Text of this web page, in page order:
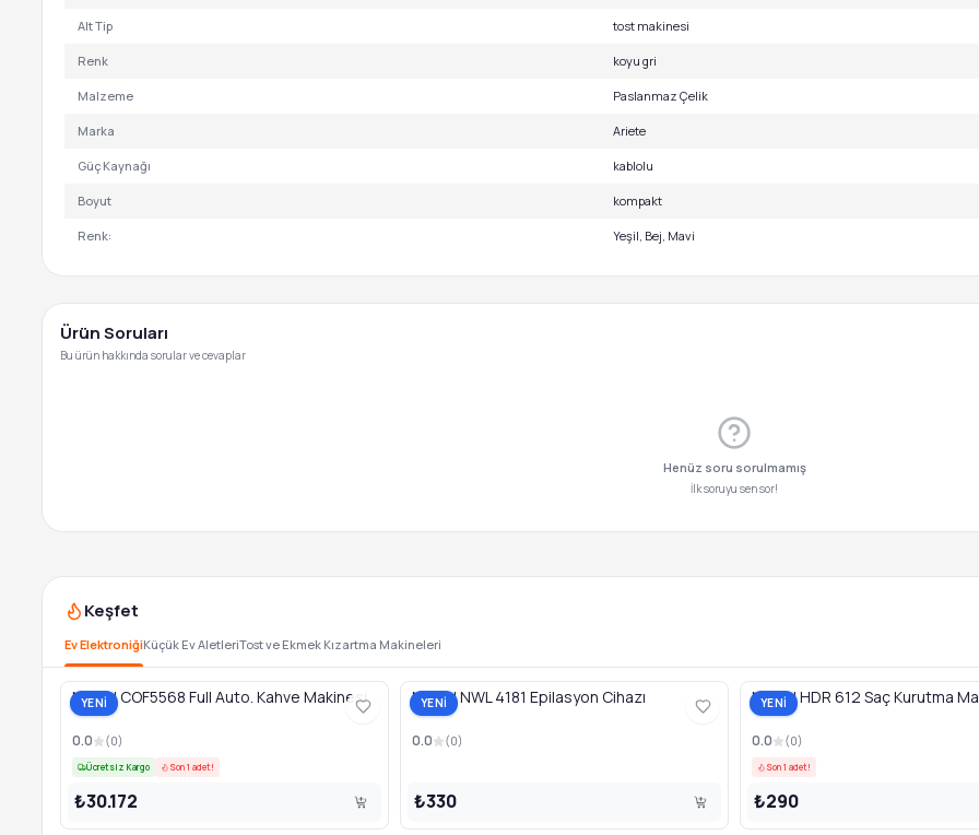
Alt Tip tost makinesi
Renk koyu gri
Malzeme Paslanmaz Çelik
Marka Ariete
Güç Kaynağı kablolu
Boyut kompakt
Renk: Yeşil, Bej, Mavi
Ürün Soruları
Bu ürün hakkında sorular ve cevaplar
Henüz soru sorulmamış
İlk soruyu sen sor!
Keşfet
Ev ElektroniğiKüçük Ev AletleriTost ve Ekmek Kızartma Makineleri
YENİ
Newal COF5568 Full Auto. Kahve Makinesi
0.0 (0)
Ücretsiz Kargo Son 1 adet!
₺30.172
YENİ
Newal NWL 4181 Epilasyon Cihazı
0.0 (0)
₺330
YENİ
Newal HDR 612 Saç Kurutma
0.0 (0)
Son 1 adet!
₺290